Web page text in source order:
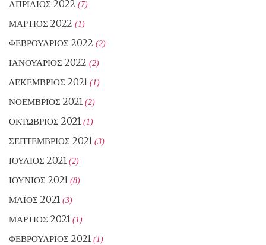
ΑΠΡΊΛΙΟΣ 2022 (7)
ΜΆΡΤΙΟΣ 2022 (1)
ΦΕΒΡΟΥΆΡΙΟΣ 2022 (2)
ΙΑΝΟΥΆΡΙΟΣ 2022 (2)
ΔΕΚΈΜΒΡΙΟΣ 2021 (1)
ΝΟΈΜΒΡΙΟΣ 2021 (2)
ΟΚΤΏΒΡΙΟΣ 2021 (1)
ΣΕΠΤΈΜΒΡΙΟΣ 2021 (3)
ΙΟΎΛΙΟΣ 2021 (2)
ΙΟΎΝΙΟΣ 2021 (8)
ΜΆΙΟΣ 2021 (3)
ΜΆΡΤΙΟΣ 2021 (1)
ΦΕΒΡΟΥΆΡΙΟΣ 2021 (1)